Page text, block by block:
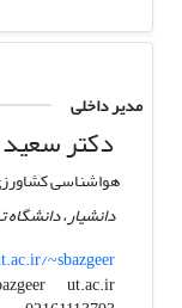
مدیر داخلی
دکتر سعید
هواشناسی
دانشیار، دانشگاه
~sbazgeer
sbazgeer
ut.ac.ir